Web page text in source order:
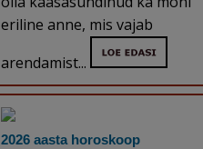
eriline anne, mis vajab
arendamist...
2026 aasta horoskoop